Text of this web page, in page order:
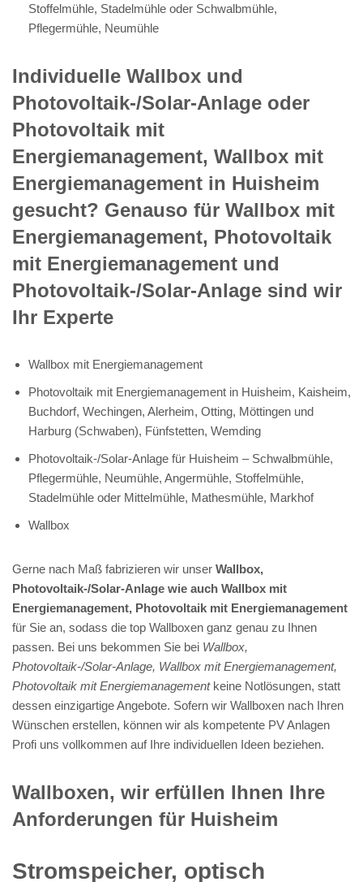
Stoffelmühle, Stadelmühle oder Schwalbmühle,
Pflegermühle, Neumühle
Individuelle Wallbox und
Photovoltaik-/Solar-Anlage oder
Photovoltaik mit
Energiemanagement, Wallbox mit
Energiemanagement in Huisheim
gesucht? Genauso für Wallbox mit
Energiemanagement, Photovoltaik
mit Energiemanagement und
Photovoltaik-/Solar-Anlage sind wir
Ihr Experte
Wallbox mit Energiemanagement
Photovoltaik mit Energiemanagement in Huisheim, Kaisheim,
Buchdorf, Wechingen, Alerheim, Otting, Möttingen und
Harburg (Schwaben), Fünfstetten, Wemding
Photovoltaik-/Solar-Anlage für Huisheim – Schwalbmühle,
Pflegermühle, Neumühle, Angermühle, Stoffelmühle,
Stadelmühle oder Mittelmühle, Mathesmühle, Markhof
Wallbox
Gerne nach Maß fabrizieren wir unser Wallbox,
Photovoltaik-/Solar-Anlage wie auch Wallbox mit
Energiemanagement, Photovoltaik mit Energiemanagement
für Sie an, sodass die top Wallboxen ganz genau zu Ihnen
passen. Bei uns bekommen Sie bei Wallbox,
Photovoltaik-/Solar-Anlage, Wallbox mit Energiemanagement,
Photovoltaik mit Energiemanagementkeine Notlösungen, statt
dessen einzigartige Angebote. Sofern wir Wallboxen nach Ihren
Wünschen erstellen, können wir als kompetente PV Anlagen
Profi uns vollkommen auf Ihre individuellen Ideen beziehen.
Wallboxen, wir erfüllen Ihnen Ihre
Anforderungen für Huisheim
Stromspeicher, optisch